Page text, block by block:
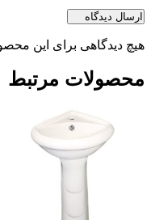
هیچ دیدگاهی برای این
محصولات مرتبط